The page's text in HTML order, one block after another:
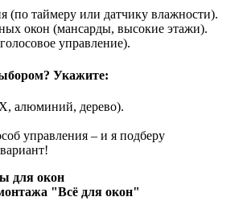
(по таймеру или датчику влажности).
окон (мансарды, высокие этажи).
управление).
Укажите:
алюминий, дерево).
управления – и я подберу
для окон
"Всё для окон"